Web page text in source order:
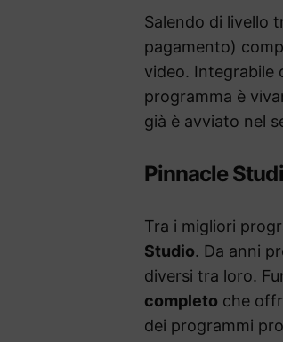
Salendo di livello
pagamento)
video. Integrabile
programma è
già è avviato nel
Pinnacle
Tra i migliori
Studio. Da anni
diversi tra loro.
completo che
dei programmi